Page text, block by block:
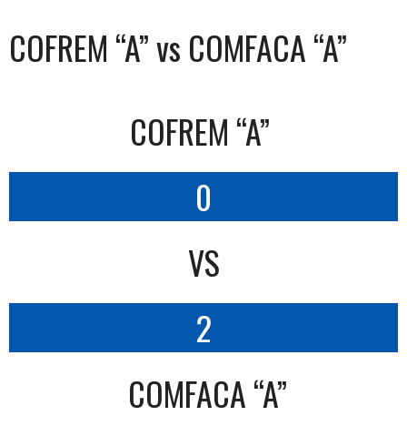
COFREM “A” vs COMFACA “A”
COFREM “A”
0
VS
2
COMFACA “A”